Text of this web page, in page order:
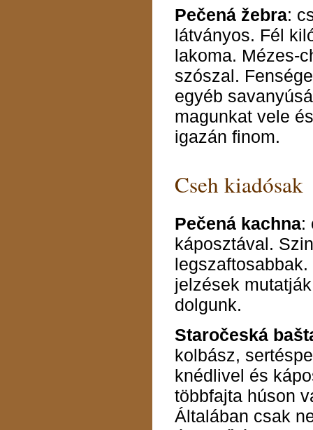
Pečená žebra:
látványos. Fél
lakoma. Mézes-
szószal.
egyéb
magunkat vele
igazán finom.
Cseh kiadósak
Pečená kachna:
káposztával.
jelzések
dolgunk.
Staročeská
kolbász,
knédlivel és
többfajta húson
Általában csak